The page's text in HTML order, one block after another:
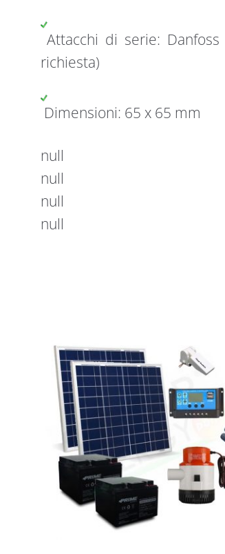
Attacchi di serie:
richiesta)
Dimensioni: 65 x 65 mm
null
null
null
null